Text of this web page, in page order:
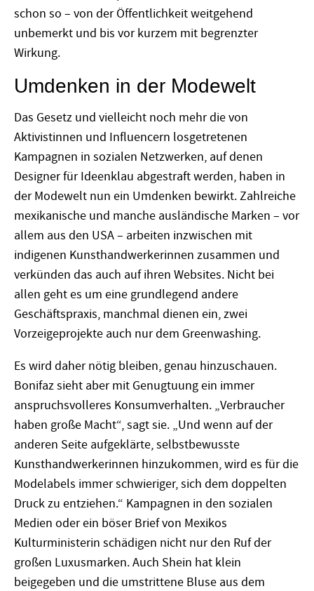
schon so – von der Öffentlichkeit weitgehend
unbemerkt und bis vor kurzem mit begrenzter
Wirkung.
Umdenken in der Modewelt
Das Gesetz und vielleicht noch mehr die von
Aktivistinnen und Influencern losgetretenen
Kampagnen in sozialen Netzwerken, auf denen
Designer für Ideenklau abgestraft werden, haben in
der Modewelt nun ein Umdenken bewirkt. Zahlreiche
mexikanische und manche ausländische Marken – vor
allem aus den USA – arbeiten inzwischen mit
indigenen Kunsthandwerkerinnen zusammen und
verkünden das auch auf ihren Websites. Nicht bei
allen geht es um eine grundlegend andere
Geschäftspraxis, manchmal dienen ein, zwei
Vorzeigeprojekte auch nur dem Greenwashing.
Es wird daher nötig bleiben, genau hinzuschauen.
Bonifaz sieht aber mit Genugtuung ein immer
anspruchsvolleres Konsumverhalten. „Verbraucher
haben große Macht“, sagt sie. „Und wenn auf der
anderen Seite aufgeklärte, selbstbewusste
Kunsthandwerkerinnen hinzukommen, wird es für die
Modelabels immer schwieriger, sich dem doppelten
Druck zu entziehen.“ Kampagnen in den sozialen
Medien oder ein böser Brief von Mexikos
Kulturministerin schädigen nicht nur den Ruf der
großen Luxusmarken. Auch Shein hat klein
beigegeben und die umstrittene Bluse aus dem